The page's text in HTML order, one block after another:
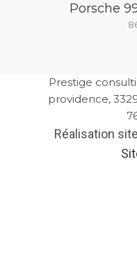
Porsche
Prestige
providence,
Réalisation